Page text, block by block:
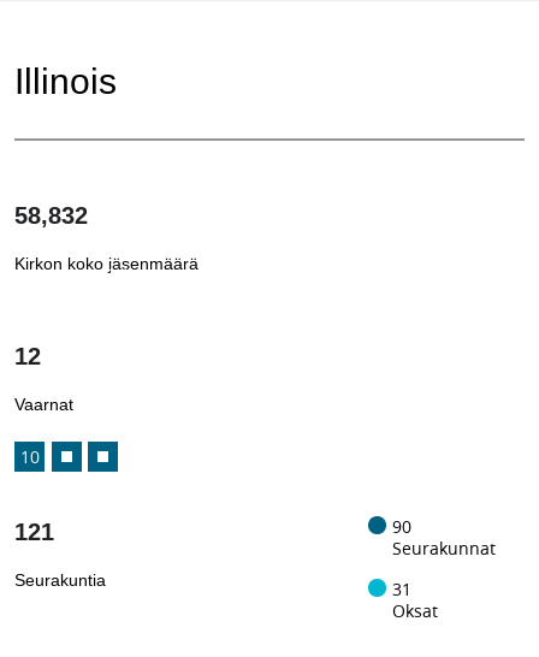
Illinois
58,832
Kirkon koko jäsenmäärä
1 /
12
Vaarnat
10
121
Seurakuntia
90
Seurakunnat
31
Oksat